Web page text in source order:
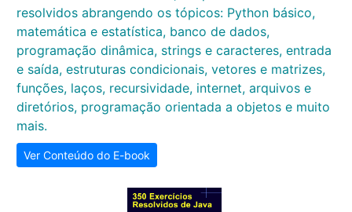
resolvidos abrangendo os tópicos: Python básico,
matemática e estatística, banco de dados,
programação dinâmica, strings e caracteres, entrada
e saída, estruturas condicionais, vetores e matrizes,
funções, laços, recursividade, internet, arquivos e
diretórios, programação orientada a objetos e muito
mais.
Ver Conteúdo do E-book